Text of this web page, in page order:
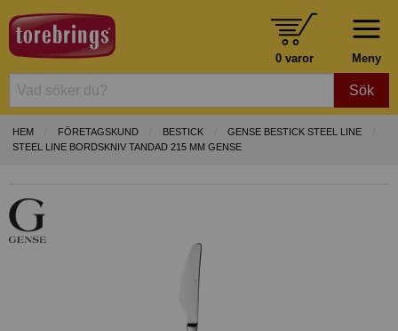
Meny
0 varor
Sök
HEM FÖRETAGSKUND BESTICK
GENSE BESTICK STEEL LINE
STEEL LINE BORDSKNIV TANDAD 215 MM GENSE